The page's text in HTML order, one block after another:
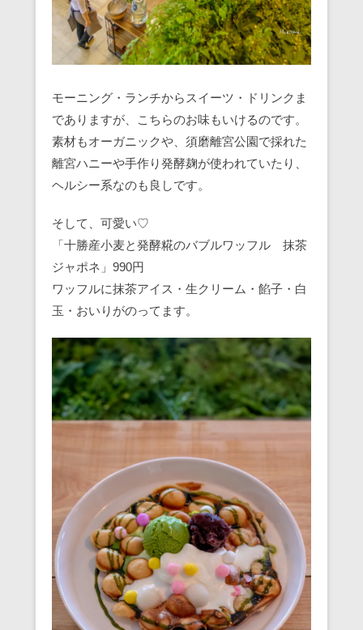
モーニング・ランチからスイーツ・ドリンクま
でありますが、こちらのお味もいけるのです。
素材もオーガニックや、須磨離宮公園で採れた
離宮ハニーや手作り発酵麹が使われていたり、
ヘルシー系なのも良しです。
そして、可愛い♡
「十勝産小麦と発酵糀のバブルワッフル 抹茶
ジャポネ」990円
ワッフルに抹茶アイス・生クリーム・餡子・白
玉・おいりがのってます。